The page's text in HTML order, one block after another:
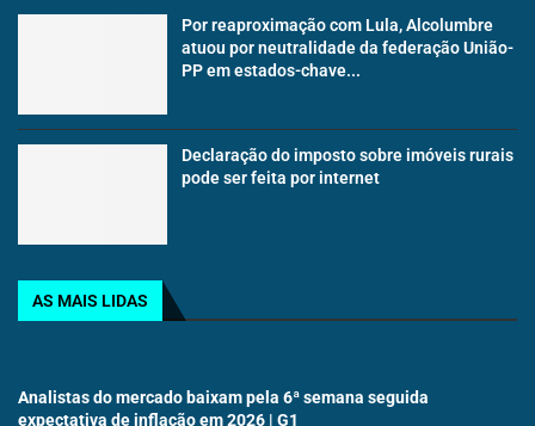
Por reaproximação com Lula, Alcolumbre
atuou por neutralidade da federação União-
PP em estados-chave...
Declaração do imposto sobre imóveis rurais
pode ser feita por internet
AS MAIS LIDAS
Analistas do mercado baixam pela 6ª semana seguida
expectativa de inflação em 2026 | G1